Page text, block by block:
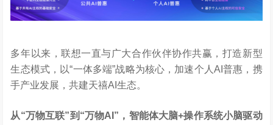
多年以来，联想一直与广大合作伙伴协作共赢，打造新型
生态模式，以“一体多端”战略为核心，加速个人AI普惠，携
手产业发展，共建天禧AI生态。
从“万物互联”到 “万物AI” ，智能体大脑+操作系统小脑驱动